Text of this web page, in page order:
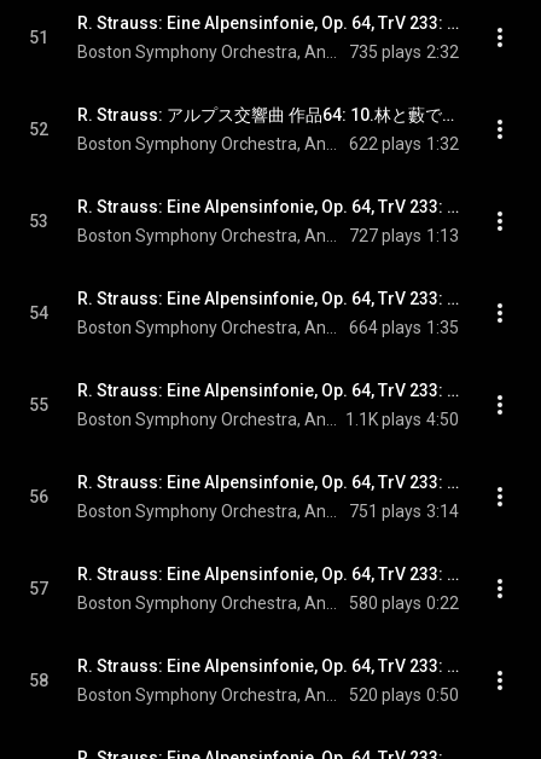
51
R. Strauss: Eine Alpensinfonie, Op. 64, TrV 233: No. 9, Auf der Alm
735 plays 2:32
52
R. Strauss: アルプス交響曲 作品64: 10.林と藪で道に迷う - R. Strauss: Eine Alpensinfonie, Op. 64, TrV 233: No. 10, Durch Dickicht und Gestrüpp auf Irrwegen
622 plays 1:32
53
R. Strauss: Eine Alpensinfonie, Op. 64, TrV 233: No. 11, Auf dem Gletscher
727 plays 1:13
54
R. Strauss: Eine Alpensinfonie, Op. 64, TrV 233: No. 12, Gefahrvolle Augenblicke
664 plays 1:35
55
R. Strauss: Eine Alpensinfonie, Op. 64, TrV 233: No. 13, Auf dem Gipfel
1.1K plays 4:50
56
R. Strauss: Eine Alpensinfonie, Op. 64, TrV 233: No. 14, Vision
751 plays 3:14
57
R. Strauss: Eine Alpensinfonie, Op. 64, TrV 233: No. 15, Nebel steigen auf
580 plays 0:22
58
R. Strauss: Eine Alpensinfonie, Op. 64, TrV 233: No. 16, Die Sonne verdüstert sich allmählich
520 plays 0:50